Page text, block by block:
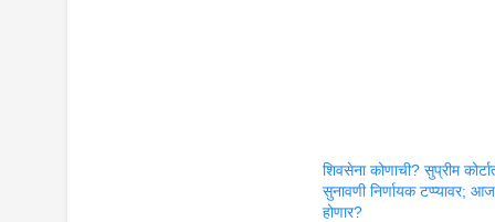
शिवसेना कोणाची? सुप्रीम
सुनावणी निर्णायक टप्प्यावर;
होणार?